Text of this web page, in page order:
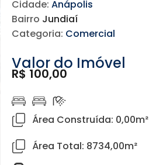
Cidade: Anápolis
Bairro Jundiaí
Categoria: Comercial
Valor do Imóvel
R$ 100,00
Área Construída: 0,00m²
Área Total: 8734,00m²